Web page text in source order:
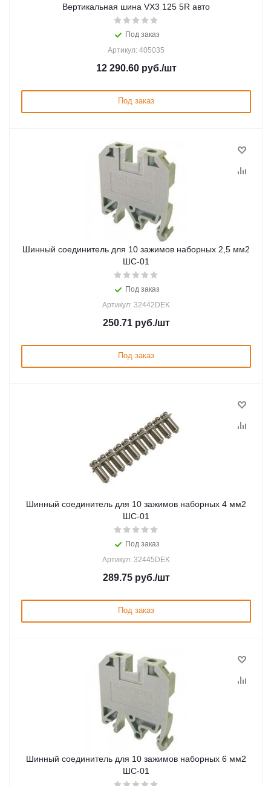
Вертикальная шина VX3 125 5R авто
Под заказ
Артикул: 405035
12 290.60руб./шт
Под заказ
Шинный соединитель для 10 зажимов наборных 2,5 мм2
ШС-01
Под заказ
Артикул: 32442DEK
250.71руб./шт
Под заказ
Шинный соединитель для 10 зажимов наборных 4 мм2
ШС-01
Под заказ
Артикул: 32445DEK
289.75руб./шт
Под заказ
Шинный соединитель для 10 зажимов наборных 6 мм2
ШС-01